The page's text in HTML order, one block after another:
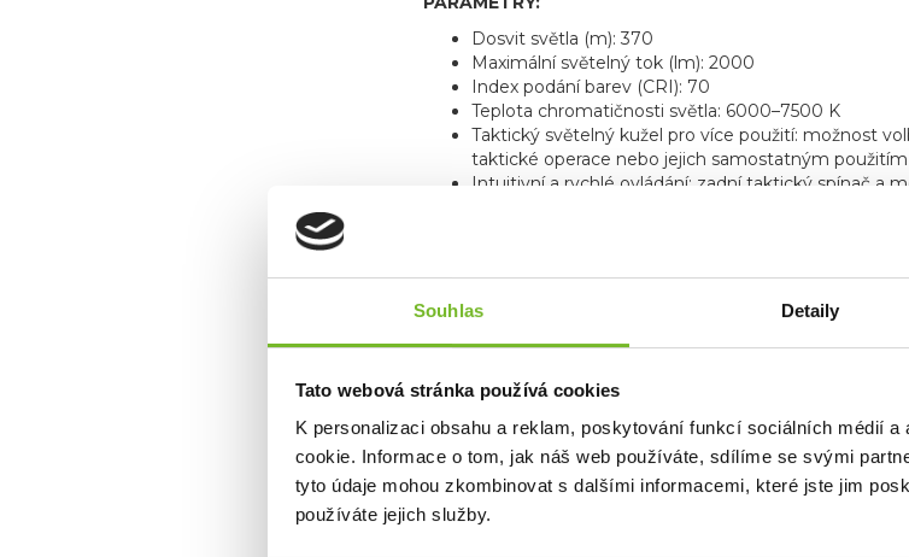
Souhlas Detaily
Tato webová stránka používá cookies
K personalizaci obsahu a reklam, poskytování funkcí sociálních médií
cookie. Informace o tom, jak náš web používáte, sdílíme se svými
tyto údaje mohou zkombinovat s dalšími informacemi, které jste jim
používáte jejich služby.
Dosvit světla (m): 370
Maximální světelný tok (lm): 2000
Index podání barev (CRI): 70
Teplota chromatičnosti světla: 6000–7500 K
Taktický světelný kužel pro více použití: možnost
taktické operace nebo jejich samostatným
Intuitivní a rychlé ovládání: zadní taktický spínač a
Odolná a připravená do akce: tělo z tvrdě
Světelné režimy: Check, TAC Mid, TAC High,
TAC6R: Kompaktní taktická svítilna s
Remote Switch Type H: Dálkový spínač pro tiché
Picatinny Rail Mount Type A: Montáž pro
Color Filter Set: Sada filtrů v červené, zelené,